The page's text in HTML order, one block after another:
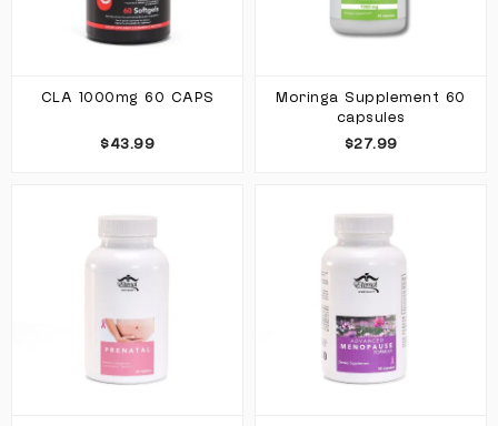
CLA 1000mg 60 CAPS
$43.99
Moringa Supplement 60
capsules
$27.99